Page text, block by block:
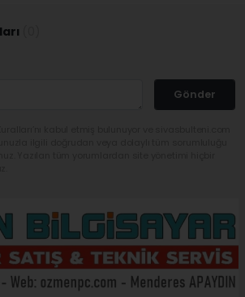
Gönder